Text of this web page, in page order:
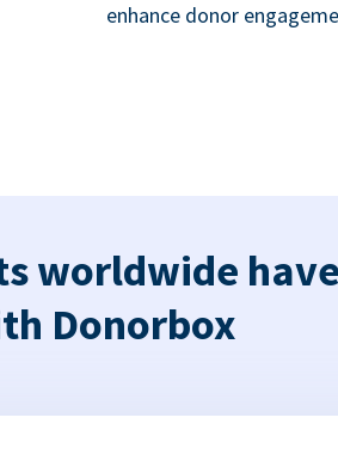
enhance donor
worldwide
Donorbox